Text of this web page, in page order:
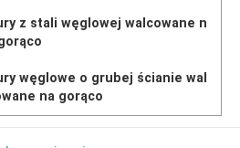
z stali węglowej walcowane n
węglowe o grubej ścianie wal
na gorąco